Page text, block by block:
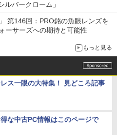
ルバークローム」
第146回：PRO銘の魚眼レンズを
ーサーズへの期待と可能性
もっと見る
ス一眼の大特集！ 見どころ記事
な中古PC情報はこのページで